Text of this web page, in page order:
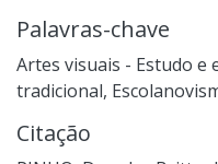
Palavras-chave
Artes visuais - Estudo e
tradicional,
Citação